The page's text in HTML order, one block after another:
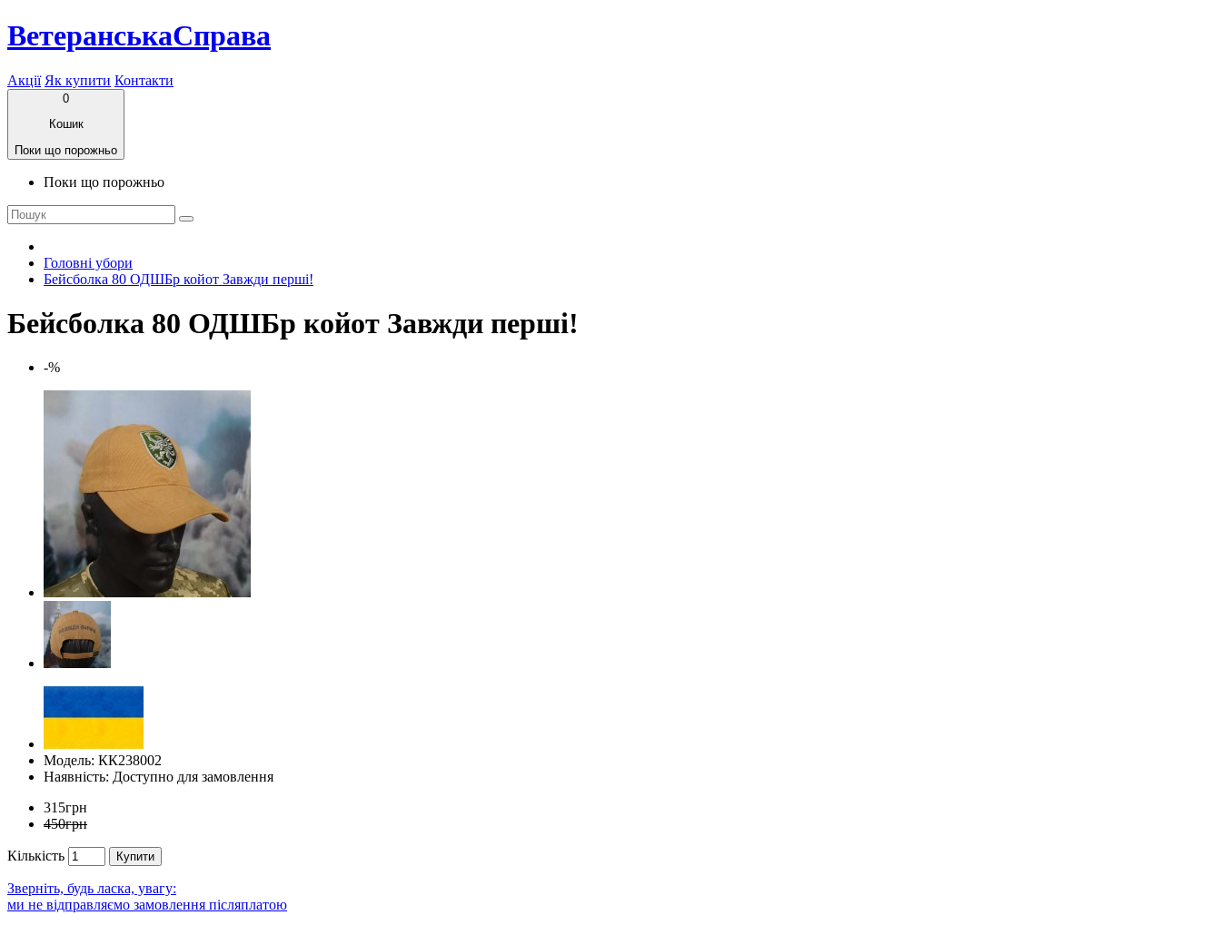
ВетеранськаСправа
Акції Як купити Контакти
0
Кошик
Поки що порожньо
Поки що порожньо
Головні убори
Бейсболка 80 ОДШБр койот Завжди перші!
Бейсболка 80 ОДШБр койот Завжди перші!
-%
Модель: КК238002
Наявність: Доступно для замовлення
315грн
450грн
Кількість Купити
Зверніть, будь ласка, увагу:
ми не відправляємо замовлення післяплатою